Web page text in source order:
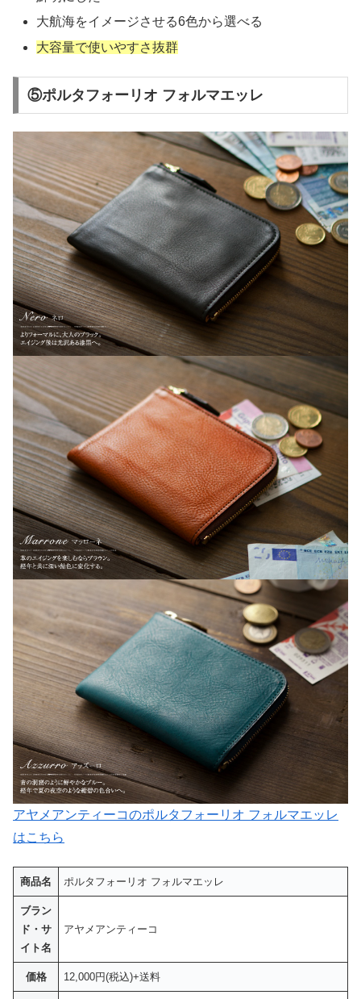
大航海をイメージさせる6色から選べる
大容量で使いやすさ抜群
⑤ポルタフォーリオ フォルマエッレ
アヤメアンティーコのポルタフォーリオ フォルマエッレ
はこちら
商品名 ポルタフォーリオ フォルマエッレ
ブラン
ド・サ
イト名
アヤメアンティーコ
価格 12,000円(税込)+送料